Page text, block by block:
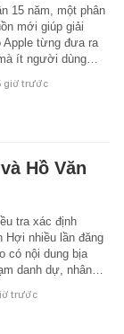
15 năm, một phân
mới giúp giải
từng đưa ra
ít người dùng…
giờ trước
Hồ Văn
tra xác định
Hợi nhiều lần đăng
có nội dung bịa
danh dự, nhân…
trước